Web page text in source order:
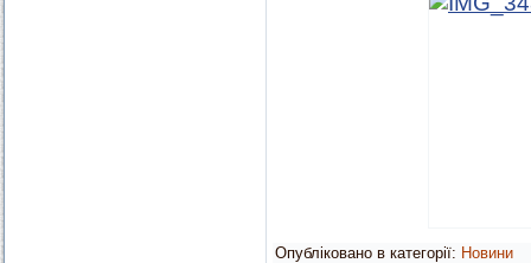
Опубліковано в категорії: Новини